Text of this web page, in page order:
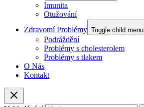
Imunita
Otužování
Zdravotní Problémy Toggle child menu
Podráždění
Problémy s cholesterolem
Problémy s tlakem
O Nás
Kontakt